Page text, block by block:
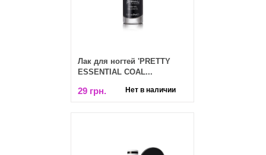
Лак для ногтей 'PRETTY
ESSENTIAL COAL...
29 грн. Нет в наличии